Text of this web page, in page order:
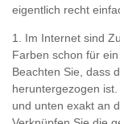
eigentlich recht
1. Im Internet sind
Farben schon für
Beachten Sie, dass
heruntergezogen
und unten exakt an